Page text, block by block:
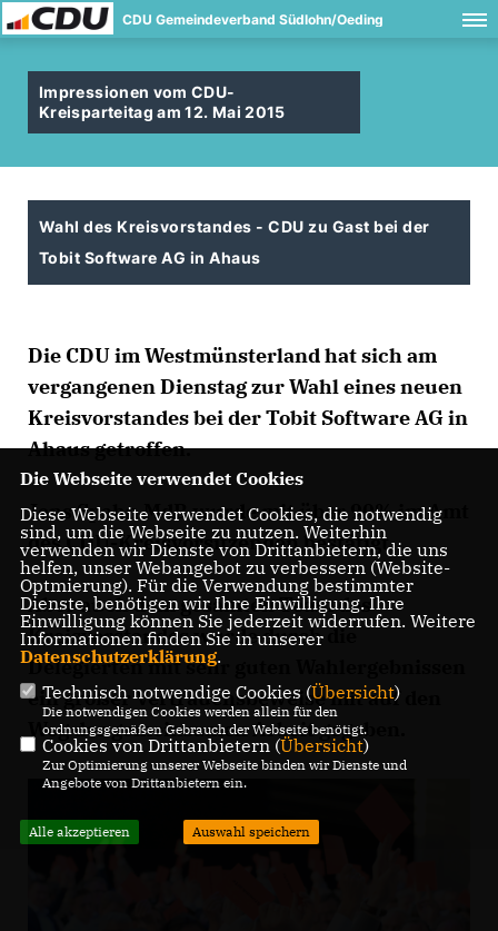
CDU Gemeindeverband Südlohn/Oeding
Impressionen vom CDU-
Kreisparteitag am 12. Mai 2015
Wahl des Kreisvorstandes - CDU zu Gast bei der
Tobit Software AG in Ahaus
Die CDU im Westmünsterland hat sich am
vergangenen Dienstag zur Wahl eines neuen
Kreisvorstandes bei der Tobit Software AG in
Ahaus getroffen.
Jens Spahn MdB wurde mit über 90% im Amt
des CDU-Kreisvorsitzenden bestätigt.
Aber auch dem gesamten Team des
Kreisvorstandes wurde durch die
Delegierten mit sehr guten Wahlergebnissen
ein großer Vertrauensbeweise mit auf den
Weg der gemeinsamen Arbeit gegeben.
Die Webseite verwendet Cookies
Diese Webseite verwendet Cookies, die notwendig
sind, um die Webseite zu nutzen. Weiterhin
verwenden wir Dienste von Drittanbietern, die uns
helfen, unser Webangebot zu verbessern (Website-
Optmierung). Für die Verwendung bestimmter
Dienste, benötigen wir Ihre Einwilligung. Ihre
Einwilligung können Sie jederzeit widerrufen. Weitere
Informationen finden Sie in unserer
Datenschutzerklärung.
Technisch notwendige Cookies (Übersicht)
Die notwendigen Cookies werden allein für den
ordnungsgemäßen Gebrauch der Webseite benötigt.
Cookies von Drittanbietern (Übersicht)
Zur Optimierung unserer Webseite binden wir Dienste und
Angebote von Drittanbietern ein.
Alle akzeptieren Auswahl speichern